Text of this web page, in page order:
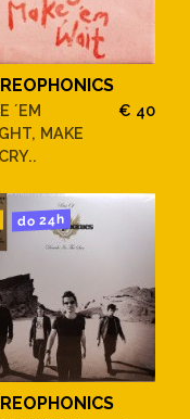
´EM
MAKE
€ 40
do 24h